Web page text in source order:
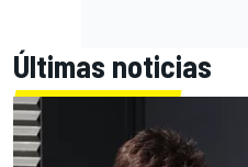
Últimas noticias